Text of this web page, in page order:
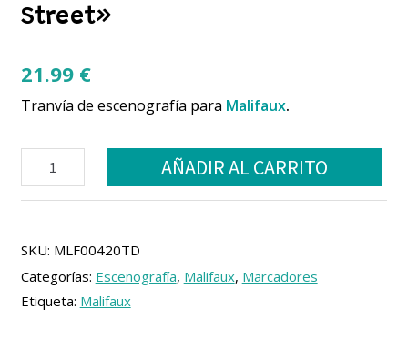
Street»
21.99 €
Tranvía de escenografía para Malifaux.
Tranvía
"Millbank
AÑADIR AL CARRITO
SKU: MLF00420TD
Categorías: Escenografía, Malifaux, Marcadores
Etiqueta: Malifaux